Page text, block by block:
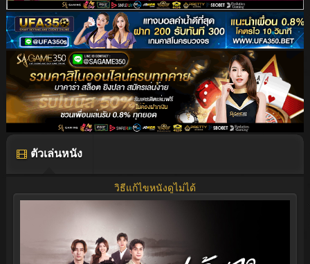
ตัวเล่นหนัง
วิธีแก้ไขหนังดูไม่ได้